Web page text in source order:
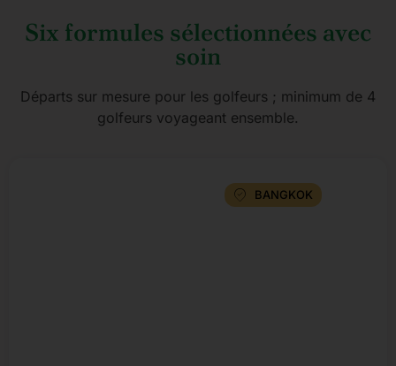
Six formules sélectionnées avec
soin
Départs sur mesure pour les golfeurs ; minimum de 4
golfeurs voyageant ensemble.
BANGKOK